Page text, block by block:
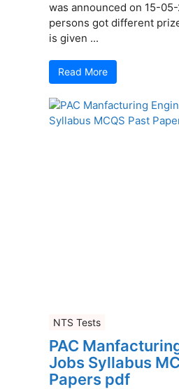
was announced on 15-
persons got different
is given ...
Read More
NTS Tests
PAC
Jobs Syllabus
Papers pdf